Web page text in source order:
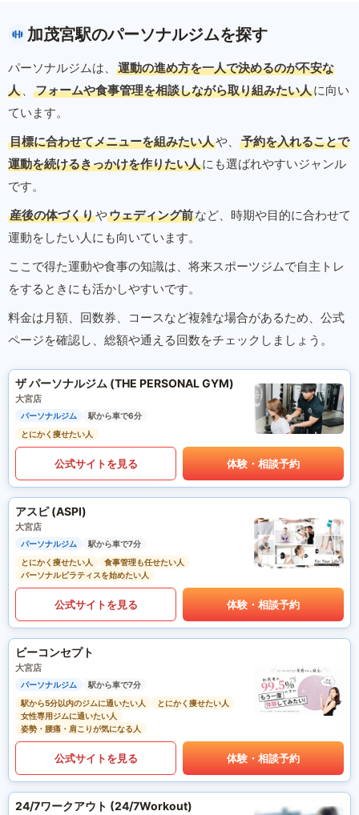
加茂宮駅のパーソナルジムを探す
パーソナルジムは、
運動の進め方を一人で決めるのが不安な
人 、 フォームや食事管理を相談しながら取り組みたい人に向い
ています。
目標に合わせてメニューを組みたい人や、
予約を入れることで
運動を続けるきっかけを作りたい人にも選ばれやすいジャンル
です。
産後の体づくりやウェディング前など、時期や目的に合わせて
運動をしたい人にも向いています。
ここで得た運動や食事の知識は、将来スポーツジムで自主トレ
をするときにも活かしやすいです。
料金は月額、回数券、コースなど複雑な場合があるため、公式
ページを確認し、総額や通える回数をチェックしましょう。
ザ パーソナルジム (THE PERSONAL GYM)
大宮店
パーソナルジム
駅から車で6分
とにかく痩せたい人
公式サイトを見る 体験・相談予約
アスピ (ASPI)
大宮店
パーソナルジム
駅から車で7分
とにかく痩せたい人
食事管理も任せたい人
パーソナルピラティスを始めたい人
公式サイトを見る 体験・相談予約
ビーコンセプト
大宮店
パーソナルジム
駅から車で7分
駅から5分以内のジムに通いたい人
とにかく痩せたい人
女性専用ジムに通いたい人
姿勢・腰痛・肩こりが気になる人
公式サイトを見る 体験・相談予約
24/7ワークアウト (24/7Workout)